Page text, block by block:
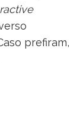
prefiram,